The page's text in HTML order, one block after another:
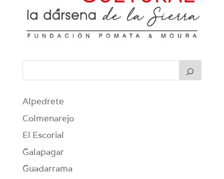
Alpedrete
Colmenarejo
El Escorial
Galapagar
Guadarrama